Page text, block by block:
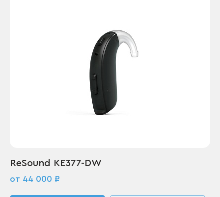
ReSound KE377-DW
от 44 000 ₽